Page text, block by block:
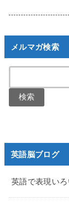
メルマガ検索
英語脳ブログ
英語で表現いろ